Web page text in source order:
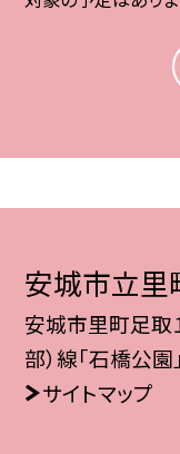
安城市立里
安城市里町足取
部）線「石橋公
サイトマップ